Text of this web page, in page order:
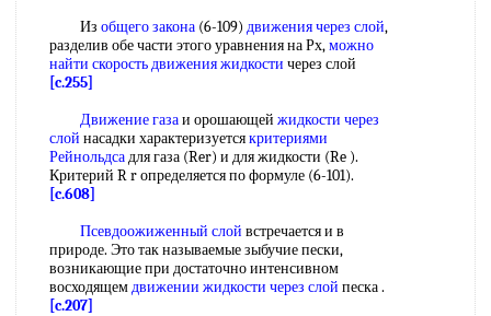
Из общего закона (6-109) движения через слой,
разделив обе части этого уравнения на Рх,можно
найти скорость движения жидкости через слой
[c.255]
Движение газаи орошающей жидкости через
слой насадки характеризуетсякритериями
Рейнольдсадля газа (Rer) и для жидкости (Re ).
Критерий R r определяется по формуле (6-101).
[c.608]
Псевдоожиженный слой встречается и в
природе. Это так называемые зыбучие пески,
возникающие при достаточно интенсивном
восходящемдвижении жидкости через слой песка .
[c.207]